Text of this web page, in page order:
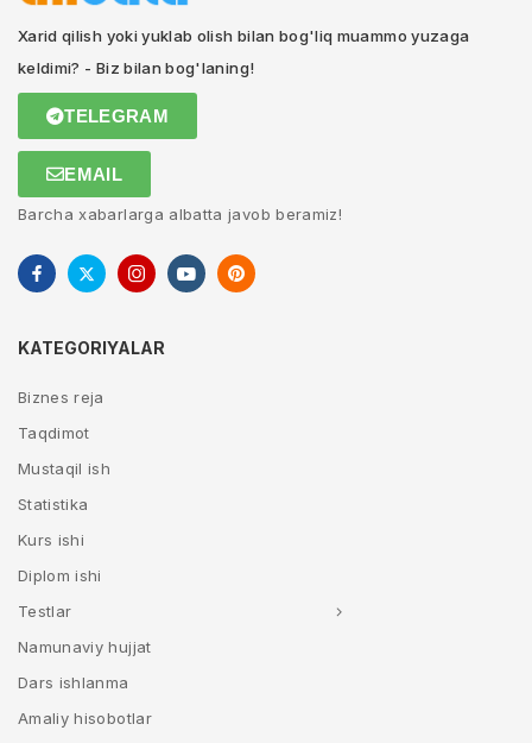
Xarid qilish yoki yuklab olish bilan bog'liq muammo yuzaga
keldimi? - Biz bilan bog'laning!
TELEGRAM
EMAIL
Barcha xabarlarga albatta javob beramiz!
KATEGORIYALAR
Biznes reja
Taqdimot
Mustaqil ish
Statistika
Kurs ishi
Diplom ishi
Testlar
Namunaviy hujjat
Dars ishlanma
Amaliy hisobotlar